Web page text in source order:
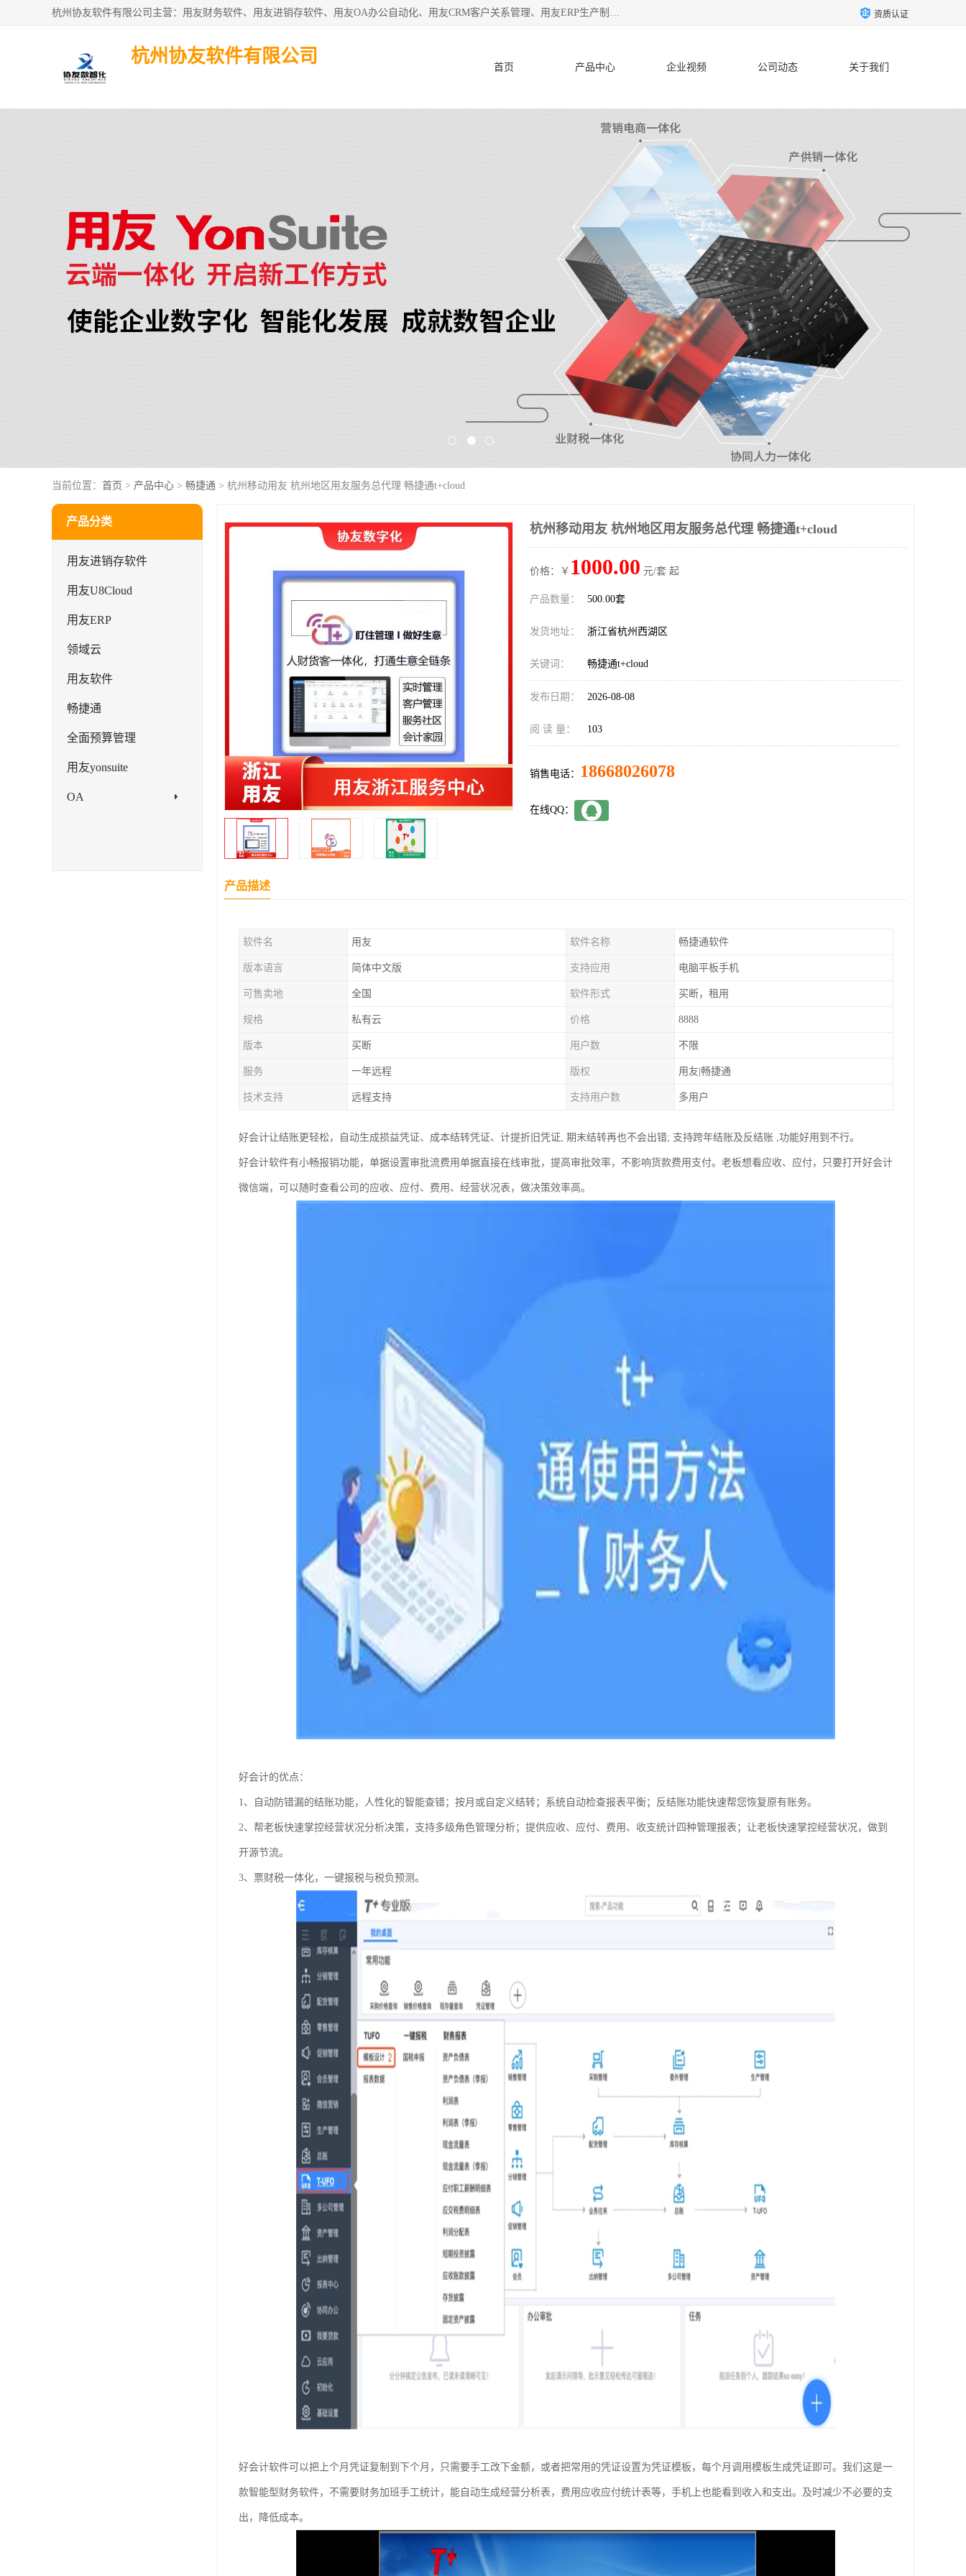
杭州协友软件有限公司主营：用友财务软件、用友进销存软件、用友OA办公自动化、用友CRM客户关系管理、用友ERP生产制造管理等;是一家用友管理软件咨询服务商。自创立至今，一直致力于为客户提供顾问式ERP管理解决方案务，为企业提供了财务管理、供应链和物流管理、生产制造管理、管理、知识与协同管理、客户关系管理等信息化建设领域的应用。 资质认证
杭州协友软件有限公司
首页 产品中心 企业视频 公司动态 关于我们
当前位置： 首页 > 产品中心 > 畅捷通 > 杭州移动用友 杭州地区用友服务总代理 畅捷通t+cloud
产品分类
用友进销存软件
用友U8Cloud
用友ERP
领域云
用友软件
畅捷通
全面预算管理
用友yonsuite
OA
杭州移动用友 杭州地区用友服务总代理 畅捷通t+cloud
价格：￥ 1000.00 元/套 起
产品数量： 500.00套
发货地址： 浙江省杭州西湖区
关键词： 畅捷通t+cloud
发布日期： 2026-08-08
阅 读 量： 103
销售电话： 18668026078
在线QQ：
产品描述
软件名 用友 软件名称 畅捷通软件
版本语言 简体中文版 支持应用 电脑平板手机
可售卖地 全国 软件形式 买断，租用
规格 私有云 价格 8888
版本 买断 用户数 不限
服务 一年远程 版权 用友|畅捷通
技术支持 远程支持 支持用户数 多用户
好会计让结账更轻松，自动生成损益凭证、成本结转凭证、计提折旧凭证, 期末结转再也不会出错; 支持跨年结账及反结账 ,功能好用到不行。
好会计软件有小畅报销功能，单据设置审批流费用单据直接在线审批，提高审批效率，不影响货款费用支付。老板想看应收、应付，只要打开好会计
微信端，可以随时查看公司的应收、应付、费用、经营状况表，做决策效率高。
好会计的优点：
1、自动防错漏的结账功能，人性化的智能查错；按月或自定义结转；系统自动检查报表平衡；反结账功能快速帮您恢复原有账务。
2、帮老板快速掌控经营状况分析决策，支持多级角色管理分析；提供应收、应付、费用、收支统计四种管理报表；让老板快速掌控经营状况，做到
开源节流。
3、票财税一体化，一键报税与税负预测。
好会计软件可以把上个月凭证复制到下个月，只需要手工改下金额，或者把常用的凭证设置为凭证模板，每个月调用模板生成凭证即可。我们这是一
款智能型财务软件，不需要财务加班手工统计，能自动生成经营分析表，费用应收应付统计表等，手机上也能看到收入和支出。及时减少不必要的支
出，降低成本。